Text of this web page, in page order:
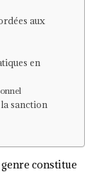
aux
en
sanction
constitue